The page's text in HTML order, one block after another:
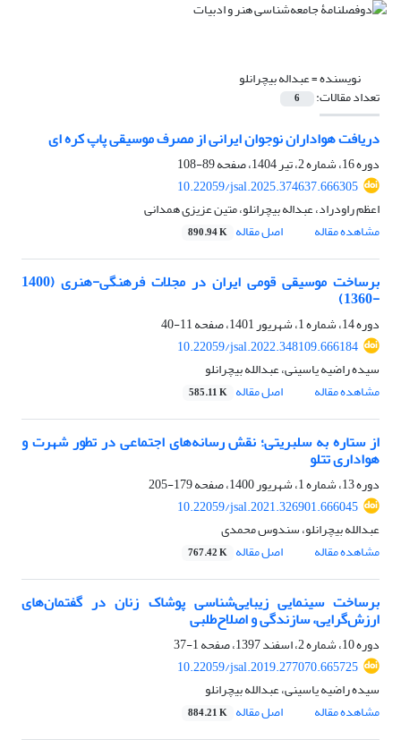
نویسنده =عبداله بیچرانلو
تعداد مقالات: 6
دریافت هواداران نوجوان ایرانی از مصرف موسیقی پاپ کره ای
دوره 16، شماره 2، تیر 1404، صفحه
89-108
10.22059/jsal.2025.374637.666305
اعظم راودراد، عبداله بیچرانلو، متین عزیزی همدانی
مشاهده مقاله
اصل مقاله 890.94 K
برساخت موسیقی قومی ایران در مجلات فرهنگی-هنری (1400
-1360)
دوره 14، شماره 1، شهریور 1401، صفحه
11-40
10.22059/jsal.2022.348109.666184
سیده راضیه یاسینی، عبدالله بیچرانلو
مشاهده مقاله
اصل مقاله 585.11 K
از ستاره به سلبریتی؛ نقش رسانه‌های اجتماعی در تطور شهرت و
هواداری تتلو
دوره 13، شماره 1، شهریور 1400، صفحه
179-205
10.22059/jsal.2021.326901.666045
عبدالله بیچرانلو، سندوس محمدی
مشاهده مقاله
اصل مقاله 767.42 K
برساخت سینمایی زیبایی‌شناسی پوشاک زنان در گفتمان‌های
ارزش‌گرایی، سازندگی و اصلاح‌طلبی
دوره 10، شماره 2، اسفند 1397، صفحه
1-37
10.22059/jsal.2019.277070.665725
سیده راضیه یاسینی، عبدالله بیچرانلو
مشاهده مقاله
اصل مقاله 884.21 K